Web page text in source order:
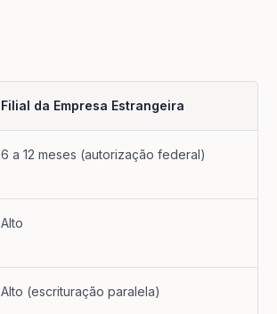
Filial da Empresa Estrangeira
6 a 12 meses (autorização federal)
Alto
Alto (escrituração paralela)